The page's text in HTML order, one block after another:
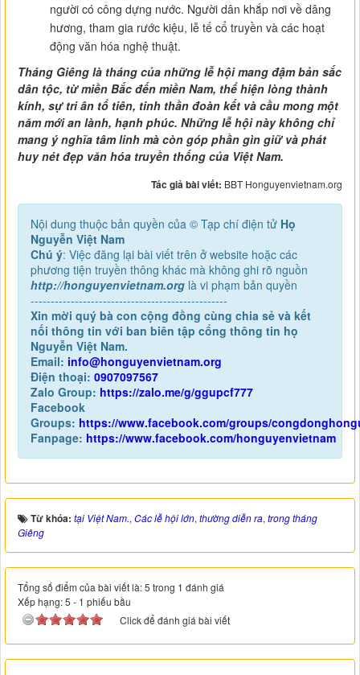
người có công dựng nước. Người dân khắp nơi về dâng
hương, tham gia rước kiệu, lễ tế cổ truyền và các hoạt
động văn hóa nghệ thuật.
Tháng Giêng là tháng của những lễ hội mang đậm bản sắc
dân tộc, từ miền Bắc đến miền Nam, thể hiện lòng thành
kính, sự tri ân tổ tiên, tinh thần đoàn kết và cầu mong một
năm mới an lành, hạnh phúc. Những lễ hội này không chỉ
mang ý nghĩa tâm linh mà còn góp phần gìn giữ và phát
huy nét đẹp văn hóa truyền thống của Việt Nam.
Tác giả bài viết: BBT Honguyenvietnam.org
Nội dung thuộc bản quyền của © Tạp chí điện tử Họ
Nguyễn Việt Nam
Chú ý: Việc đăng lại bài viết trên ở website hoặc các
phương tiện truyền thông khác mà không ghi rõ nguồn
http://honguyenvietnam.org là vi phạm bản quyền
-------------------------------------------------
Xin mời quý bà con cộng đồng cùng chia sẻ và kết
nối thông tin với ban biên tập cổng thông tin họ
Nguyễn Việt Nam.
Email: info@honguyenvietnam.org
Điện thoại: 0907097567
Zalo Group: https://zalo.me/g/ggupcf777
Facebook
Groups: https://www.facebook.com/groups/
Fanpage: https://www.facebook.com/honguyenvietnam
Từ khóa: tại Việt Nam., Các lễ hội lớn, thường diễn ra, trong tháng
Giêng
Tổng số điểm của bài viết là: 5 trong 1 đánh giá
Xếp hạng:5 - 1 phiếu bầu
Click để đánh giá bài viết